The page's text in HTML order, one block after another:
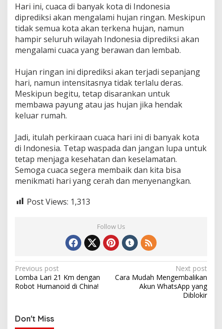
Hari ini, cuaca di banyak kota di Indonesia
diprediksi akan mengalami hujan ringan. Meskipun
tidak semua kota akan terkena hujan, namun
hampir seluruh wilayah Indonesia diprediksi akan
mengalami cuaca yang berawan dan lembab.
Hujan ringan ini diprediksi akan terjadi sepanjang
hari, namun intensitasnya tidak terlalu deras.
Meskipun begitu, tetap disarankan untuk
membawa payung atau jas hujan jika hendak
keluar rumah.
Jadi, itulah perkiraan cuaca hari ini di banyak kota
di Indonesia. Tetap waspada dan jangan lupa untuk
tetap menjaga kesehatan dan keselamatan.
Semoga cuaca segera membaik dan kita bisa
menikmati hari yang cerah dan menyenangkan.
Post Views: 1,313
Follow Us
Post
navigation
Previous post
Lomba Lari 21 Km dengan
Robot Humanoid di China!
Next post
Cara Mudah Mengembalikan
Akun WhatsApp yang
Diblokir
Don't Miss